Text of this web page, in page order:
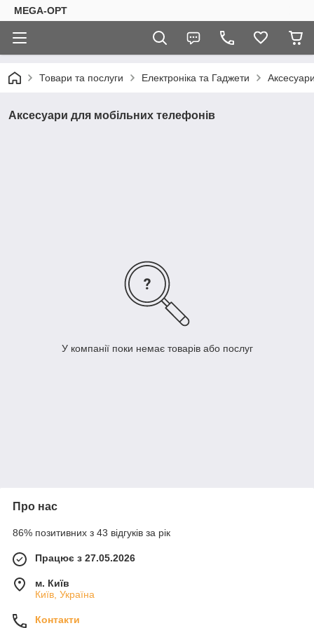
MEGA-OPT
Товари та послуги Електроніка та Гаджети
Аксесуари для мобільних телефонів
У компанії поки немає товарів або послуг
Про нас
86% позитивних з 43 відгуків за рік
Працює з 27.05.2026
м. Київ
Київ, Україна
Контакти